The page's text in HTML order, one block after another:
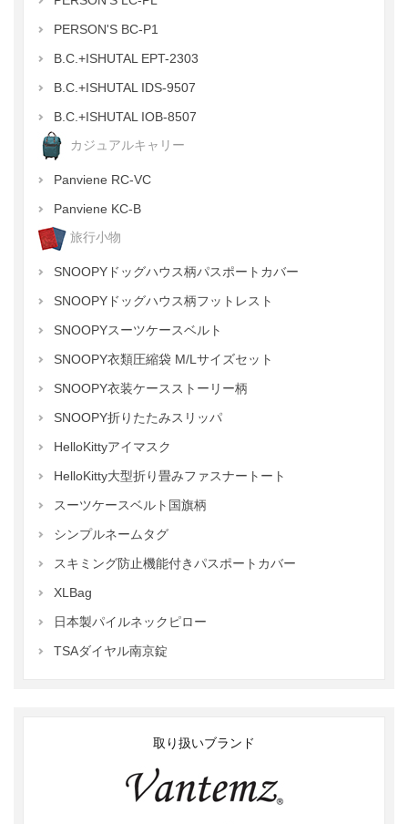
PERSON'S BC-P1
B.C.+ISHUTAL EPT-2303
B.C.+ISHUTAL IDS-9507
B.C.+ISHUTAL IOB-8507
カジュアルキャリー
Panviene RC-VC
Panviene KC-B
旅行小物
SNOOPYドッグハウス柄パスポートカバー
SNOOPYドッグハウス柄フットレスト
SNOOPYスーツケースベルト
SNOOPY衣類圧縮袋 M/Lサイズセット
SNOOPY衣装ケースストーリー柄
SNOOPY折りたたみスリッパ
HelloKittyアイマスク
HelloKitty大型折り畳みファスナートート
スーツケースベルト国旗柄
シンプルネームタグ
スキミング防止機能付きパスポートカバー
XLBag
日本製パイルネックピロー
TSAダイヤル南京錠
取り扱いブランド